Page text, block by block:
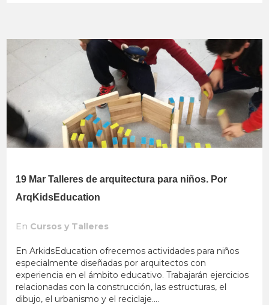
19 Mar Talleres de arquitectura para niños. Por
ArqKidsEducation
En Cursos y Talleres
En ArkidsEducation ofrecemos actividades para niños
especialmente diseñadas por arquitectos con
experiencia en el ámbito educativo. Trabajarán ejercicios
relacionadas con la construcción, las estructuras, el
dibujo, el urbanismo y el reciclaje....